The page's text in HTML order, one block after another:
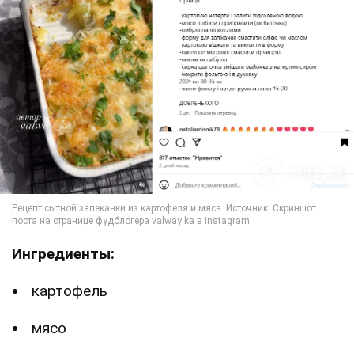
Ингредиенты:
картофель
мясо